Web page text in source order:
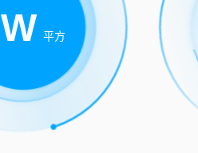
W 平方